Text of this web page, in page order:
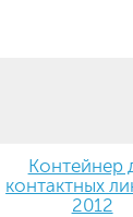
Контейнер
контактных
2012